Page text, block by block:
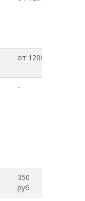
от 1200 руб
-
350
руб